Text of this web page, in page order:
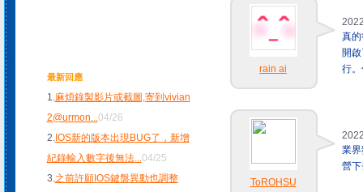
最新回應
1.麻煩錄製影片或截圖,寄到vivian
2@urmon...04/26
2.IOS新的版本出現BUG了，新增
紀錄輸入數字後無法...04/25
3.之前許願IOS鍵盤異動也調整
rain ai
真
開
行
ToROHSU
業
營